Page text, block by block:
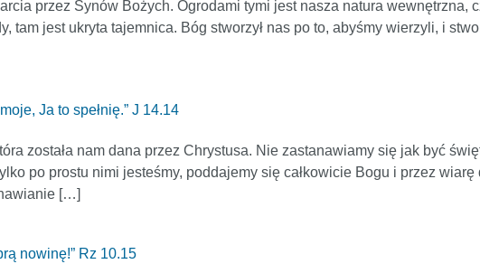
przez Synów Bożych. Ogrodami tymi jest nasza natura wewnętrzna,
tam jest ukryta tajemnica. Bóg stworzył nas po to, abyśmy wierzyli, i
Ja to spełnię.” J 14.14
została nam dana przez Chrystusa. Nie zastanawiamy się jak być
po prostu nimi jesteśmy, poddajemy się całkowicie Bogu i przez
[…]
nowinę!” Rz 10.15